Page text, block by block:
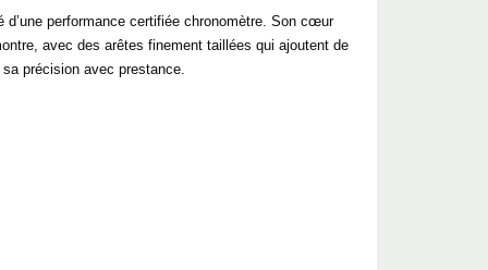
performance certifiée chronomètre. Son cœur
avec des arêtes finement taillées qui ajoutent de
précision avec prestance.